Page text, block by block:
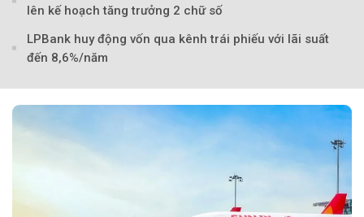
lên kế hoạch tăng trưởng 2 chữ số
LPBank huy động vốn qua kênh trái phiếu với lãi suất
đến 8,6%/năm